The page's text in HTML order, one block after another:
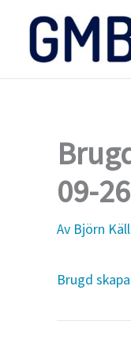
innehåll
09-
Av Björn
Brugd